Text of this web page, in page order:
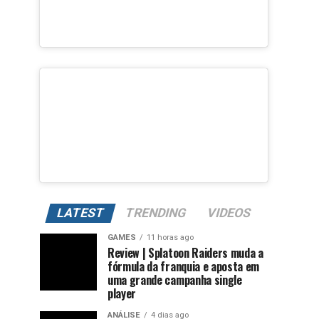
LATEST TRENDING VIDEOS
GAMES 11 horas ago
Review | Splatoon Raiders muda a
fórmula da franquia e aposta em
uma grande campanha single
player
ANÁLISE 4 dias ago